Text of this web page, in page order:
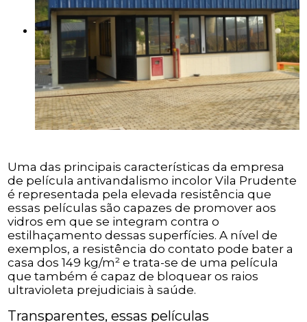
Uma das principais características da empresa
de película antivandalismo incolor Vila Prudente
é representada pela elevada resistência que
essas películas são capazes de promover aos
vidros em que se integram contra o
estilhaçamento dessas superfícies. A nível de
exemplos, a resistência do contato pode bater a
casa dos 149 kg/m² e trata-se de uma película
que também é capaz de bloquear os raios
ultravioleta prejudiciais à saúde.
Transparentes, essas películas